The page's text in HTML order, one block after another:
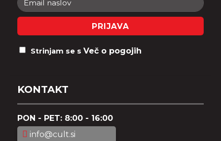
PRIJAVA
Strinjam se s Več o pogojih
KONTAKT
PON - PET: 8:00 - 16:00
info@cult.si